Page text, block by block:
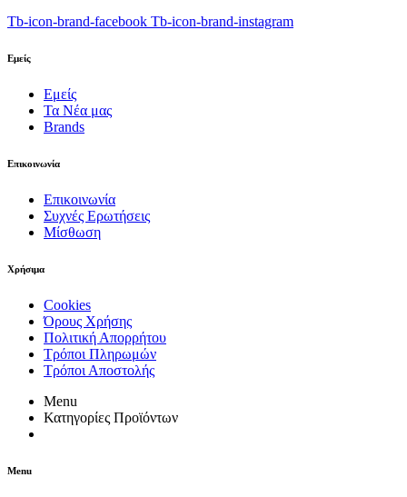
Tb-icon-brand-facebook Tb-icon-brand-instagram
Εμείς
Εμείς
Τα Νέα μας
Brands
Επικοινωνία
Επικοινωνία
Συχνές Ερωτήσεις
Μίσθωση
Χρήσιμα
Cookies
Όρους Χρήσης
Πολιτική Απορρήτου
Τρόποι Πληρωμών
Τρόποι Αποστολής
Menu
Κατηγορίες Προϊόντων
Menu